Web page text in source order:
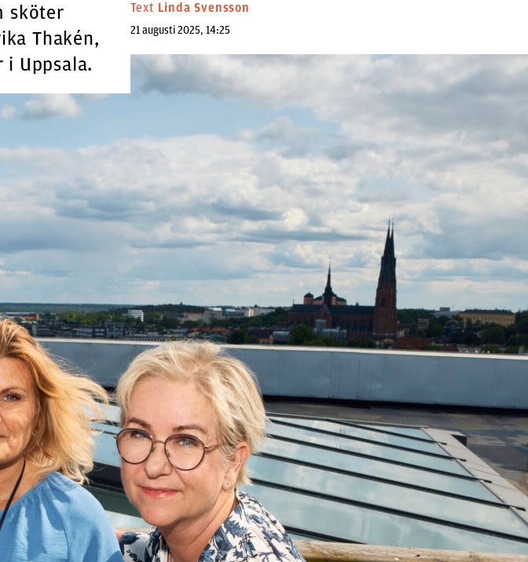
sköter
Thakén,
i Uppsala.
Text Linda Svensson
21 augusti 2025, 14:25